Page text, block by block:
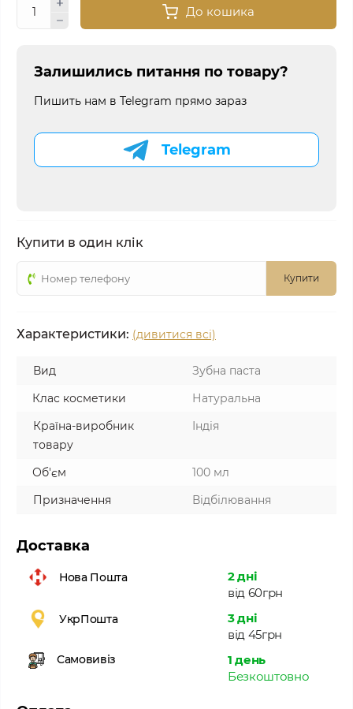
До кошика
Залишились питання по товару?
Пишить нам в Telegram прямо зараз
Telegram
Купити в один клік
Купити
Характеристики: (дивитися всі)
Вид
Зубна паста
Клас косметики
Натуральна
Країна-виробник
товару
Індія
Об'єм
100 мл
Призначення
Відбілювання
Доставка
Нова Пошта
2 дні
від 60грн
УкрПошта
3 дні
від 45грн
Самовивіз
1 день
Безкоштовно